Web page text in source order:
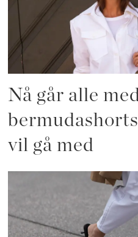
Nå går alle med
vil gå med